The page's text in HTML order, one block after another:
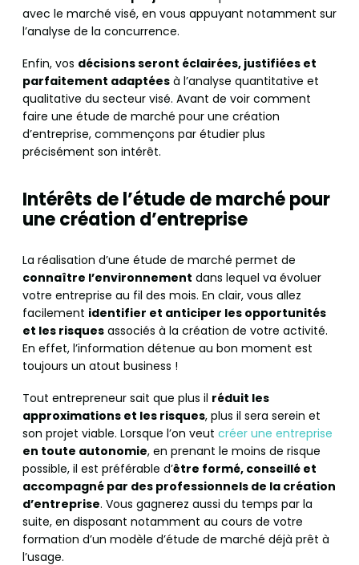
avec le marché visé, en vous appuyant notamment sur
l’analyse de la concurrence.
Enfin, vos décisions seront éclairées, justifiées et
parfaitement adaptées à l’analyse quantitative et
qualitative du secteur visé. Avant de voir comment
faire une étude de marché pour une création
d’entreprise, commençons par étudier plus
précisément son intérêt.
Intérêts de l’étude de marché pour
une création d’entreprise
La réalisation d’une étude de marché permet de
connaître l’environnement dans lequel va évoluer
votre entreprise au fil des mois. En clair, vous allez
facilement identifier et anticiper les opportunités
et les risques associés à la création de votre activité.
En effet, l’information détenue au bon moment est
toujours un atout business !
Tout entrepreneur sait que plus il réduit les
approximations et les risques, plus il sera serein et
son projet viable. Lorsque l’on veut créer une entreprise
en toute autonomie, en prenant le moins de risque
possible, il est préférable d’être formé, conseillé et
accompagné par des professionnels de la création
d’entreprise. Vous gagnerez aussi du temps par la
suite, en disposant notamment au cours de votre
formation d’un modèle d’étude de marché déjà prêt à
l’usage.